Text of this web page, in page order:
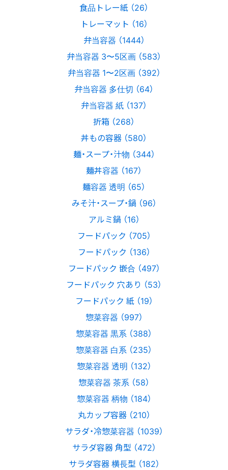
食品トレー紙 （26）
トレーマット （16）
弁当容器 （1444）
弁当容器 3〜5区画 （583）
弁当容器 1〜2区画 （392）
弁当容器 多仕切 （64）
弁当容器 紙 （137）
折箱 （268）
丼もの容器 （580）
麺・スープ・汁物 （344）
麺丼容器 （167）
麺容器 透明 （65）
みそ汁・スープ・鍋 （96）
アルミ鍋 （16）
フードパック （705）
フードパック （136）
フードパック 嵌合 （497）
フードパック 穴あり （53）
フードパック 紙 （19）
惣菜容器 （997）
惣菜容器 黒系 （388）
惣菜容器 白系 （235）
惣菜容器 透明 （132）
惣菜容器 茶系 （58）
惣菜容器 柄物 （184）
丸カップ容器 （210）
サラダ・冷惣菜容器 （1039）
サラダ容器 角型 （472）
サラダ容器 横長型 （182）